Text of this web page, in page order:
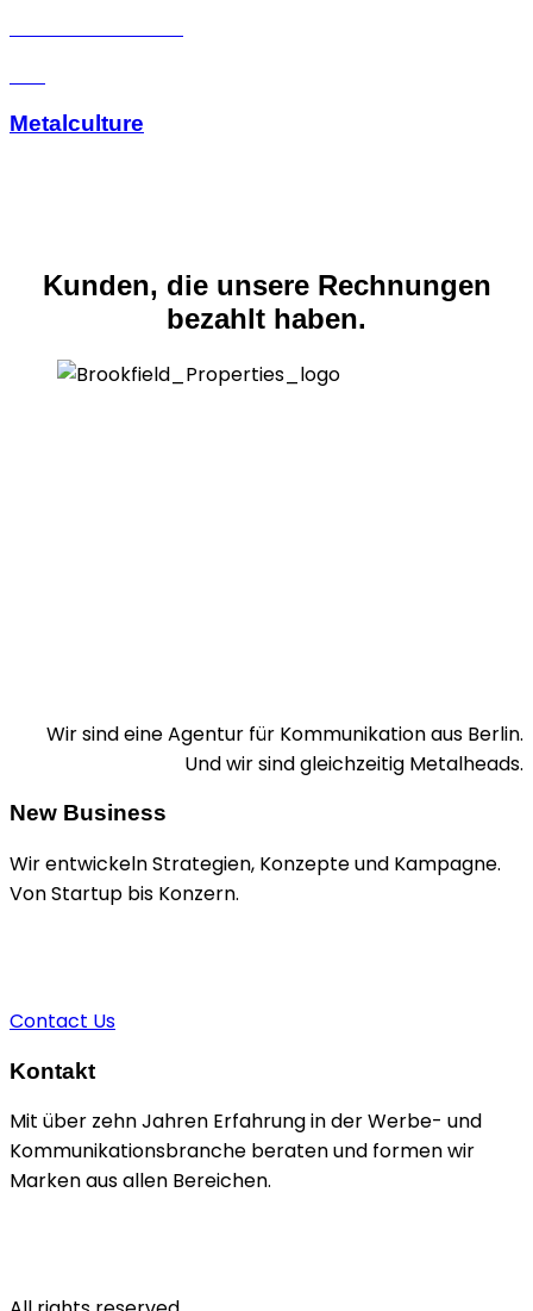
Metalculture
Kunden, die unsere Rechnungen
bezahlt haben.
Wir sind eine Agentur für Kommunikation aus Berlin.
Und wir sind gleichzeitig Metalheads.
New Business
Wir entwickeln Strategien, Konzepte und Kampagne.
Von Startup bis Konzern.
Contact Us
Kontakt
Mit über zehn Jahren Erfahrung in der Werbe- und
Kommunikationsbranche beraten und formen wir
Marken aus allen Bereichen.